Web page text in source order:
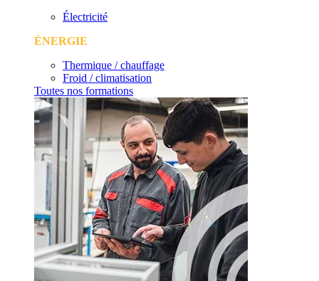
Électricité
ÉNERGIE
Thermique / chauffage
Froid / climatisation
Toutes nos formations